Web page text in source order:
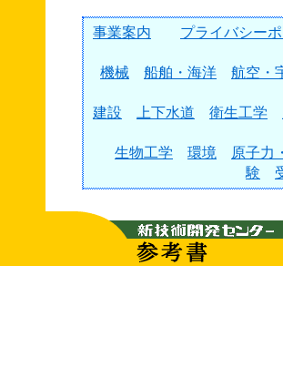
事業案内 プライバシー
機械
船舶・海洋 航空・
建設
上下水道 衛生工学
生物工学
環境 原子力
験